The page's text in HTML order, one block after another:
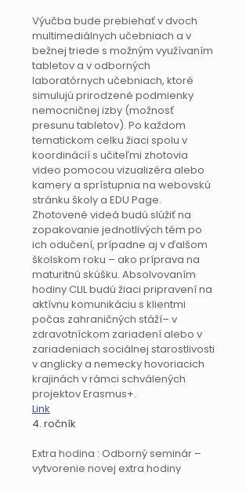
Výučba bude prebiehať v dvoch
multimediálnych učebniach a v
bežnej triede s možným využívaním
tabletov a v odborných
laboratórnych učebniach, ktoré
simulujú prirodzené podmienky
nemocničnej izby (možnosť
presunu tabletov). Po každom
tematickom celku žiaci spolu v
koordinácií s učiteľmi zhotovia
video pomocou vizualizéra alebo
kamery a sprístupnia na webovskú
stránku školy a EDU Page.
Zhotovené videá budú slúžiť na
zopakovanie jednotlivých tém po
ich odučení, prípadne aj v ďalšom
školskom roku – ako príprava na
maturitnú skúšku. Absolvovaním
hodiny CLIL budú žiaci pripravení na
aktívnu komunikáciu s klientmi
počas zahraničných stáží– v
zdravotníckom zariadení alebo v
zariadeniach sociálnej starostlivosti
v anglicky a nemecky hovoriacich
krajinách v rámci schválených
projektov Erasmus+.
Link
4. ročník
Extra hodina : Odborný seminár –
vytvorenie novej extra hodiny